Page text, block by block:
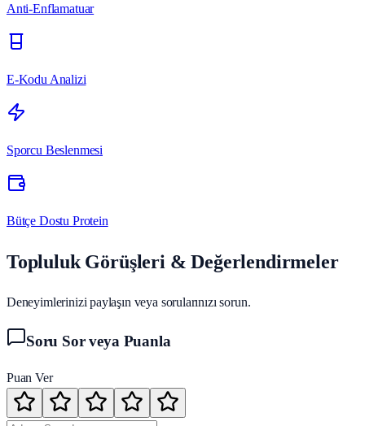
Anti-Enflamatuar
E-Kodu Analizi
Sporcu Beslenmesi
Bütçe Dostu Protein
Topluluk Görüşleri & Değerlendirmeler
Deneyimlerinizi paylaşın veya sorularınızı sorun.
Soru Sor veya Puanla
Puan Ver